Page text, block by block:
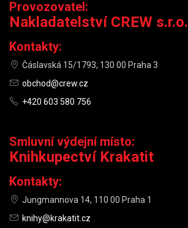
Provozovatel:
Nakladatelství CREW s.r.o.
Kontakty:
Čáslavská 15/1793, 130 00 Praha 3
obchod@crew.cz
+420 603 580 756
Smluvní výdejní místo:
Knihkupectví Krakatit
Kontakty:
Jungmannova 14, 110 00 Praha 1
knihy@krakatit.cz